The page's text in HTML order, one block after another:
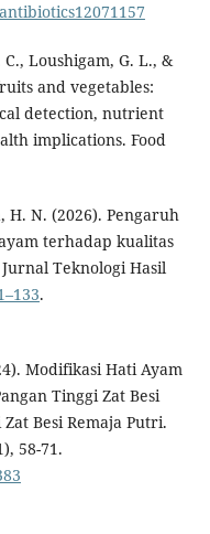
Loushigam, G. L., &
and vegetables:
detection, nutrient
implications. Food
N. (2026). Pengaruh
terhadap kualitas
Teknologi Hasil
.
Modifikasi Hati Ayam
Tinggi Zat Besi
Besi Remaja Putri.
58-71.